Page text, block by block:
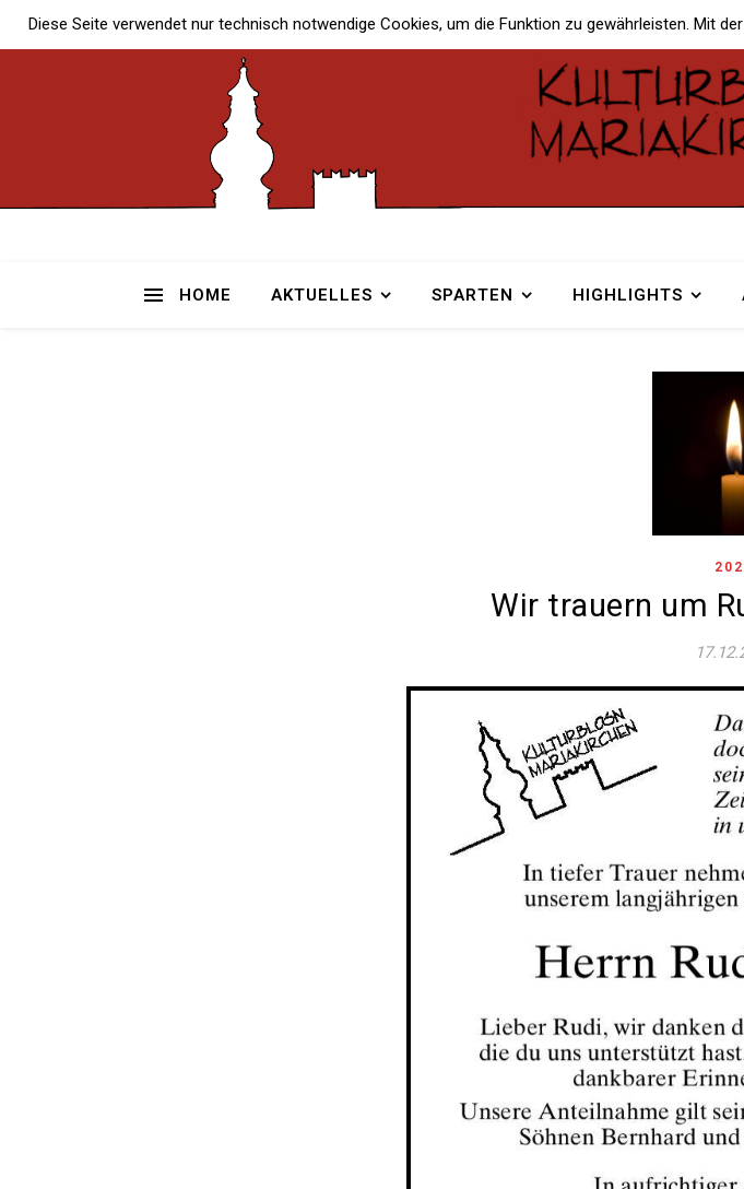
HOME AKTUELLES SPARTEN HIGHLIGHTS
Wir trauern um
Diese Seite verwendet nur technisch notwendige Cookies, um die Funktion zu gewährleisten. Mit